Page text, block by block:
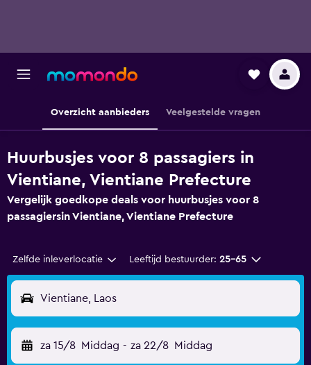
Overzicht aanbieders Veelgestelde vragen
Huurbusjes voor 8 passagiers in
Vientiane, Vientiane Prefecture
Vergelijk goedkope deals voor huurbusjes voor 8
passagiersin Vientiane, Vientiane Prefecture
Zelfde inleverlocatie Leeftijd bestuurder: 25-65
Vientiane, Laos
za 15/8 Middag - za 22/8 Middag